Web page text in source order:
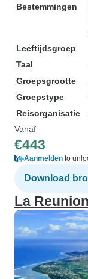
Bestemmingen
Leeftijdsgroep
Taal
Groepsgrootte
Groepstype
Reisorganisatie
Vanaf
€443
Aanmelden to
Download
La